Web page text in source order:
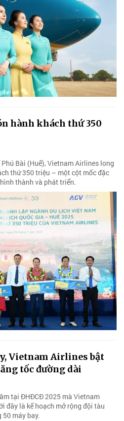
hành khách thứ 350
Bài (Huế), Vietnam Airlines long
thứ 350 triệu – một cột mốc đặc
thành và phát triển.
Vietnam Airlines bật
tốc đường dài
tại ĐHĐCĐ 2025 mà Vietnam
đây là kế hoạch mở rộng đội tàu
50 máy bay.